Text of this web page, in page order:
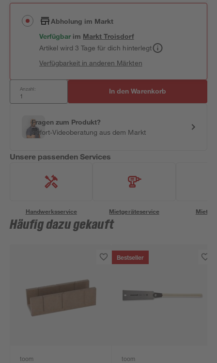
Abholung im Markt
Verfügbar im MarktTroisdorf
Artikel wird 3 Tage für dich hinterlegt
Verfügbarkeit in anderen Märkten
Anzahl: In den Warenkorb
Fragen zum Produkt?
Sofort-Videoberatung aus dem Markt
Unsere passenden Services
Handwerksservice Mietgeräteservice
Häufig dazu gekauft
toom
Bestseller
toom